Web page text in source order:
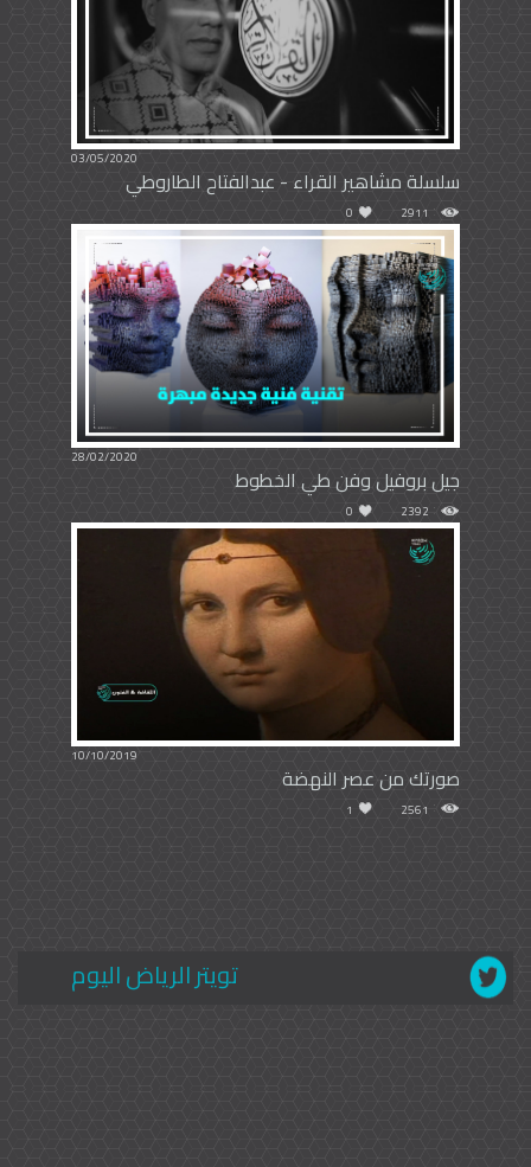
03/05/2020
سلسلة مشاهير القراء - عبدالفتاح الطاروطي
2911
0
28/02/2020
جيل بروفيل وفن طي الخطوط
2392
0
10/10/2019
صورتك من عصر النهضة
2561
1
تويتر الرياض اليوم